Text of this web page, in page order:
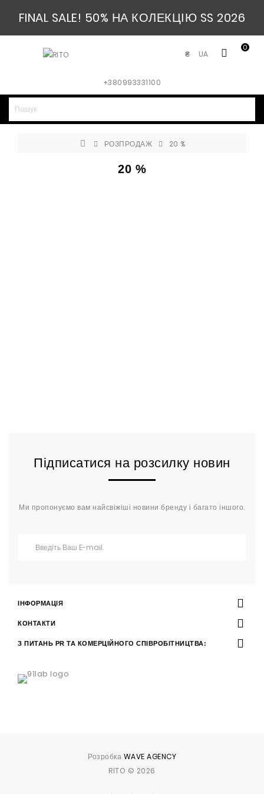
FINAL SALE! 50% НА КОЛЕКЦІЮ SS 2026
0
UA
₴
+380993331100
РОЗПРОДАЖ 20 %
20 %
Підписатися на розсилку новин
Ми пропонуємо вам найсвіжіші новини бренду і багато іншого.
ІНФОРМАЦІЯ
КОНТАКТИ
З ПИТАНЬ PR ТА КОМЕРЦІЙНОГО СПІВРОБІТНИЦТВА:
Розробка WAVE AGENCY
RITO © 2026